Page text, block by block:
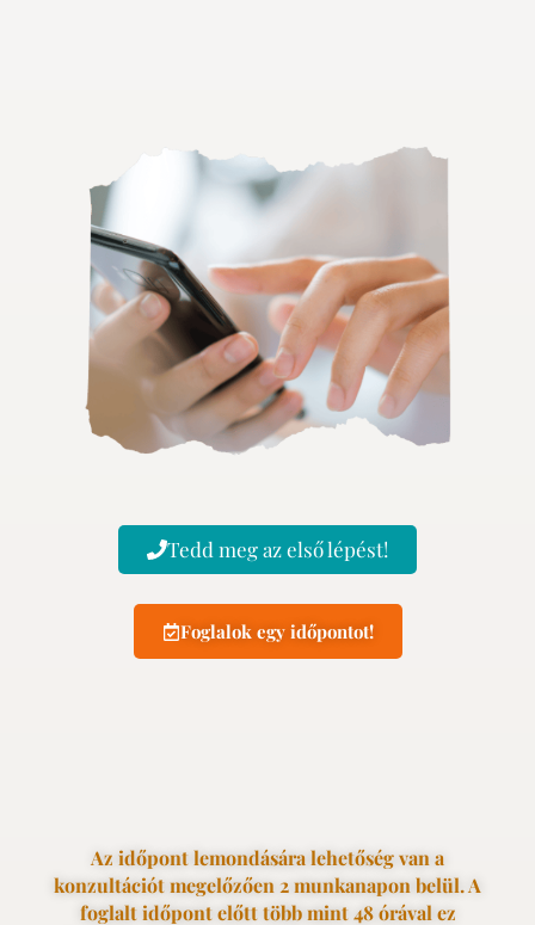
Tedd meg az első lépést!
Foglalok egy időpontot!
Az időpont lemondására lehetőség van a
konzultációt megelőzően 2 munkanapon belül. A
foglalt időpont előtt több mint 48 órával ez